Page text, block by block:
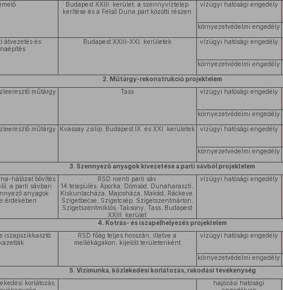
Budapest XXIII. kerület, a szennyvíztelep
kerítése és a Felső Duna part közötti részen
vízügyi hatósági engedély
környezetvédelmi engedély
átvezetés és
Budapest XXIII-XXI. kerületek vízügyi hatósági engedély
környezetvédelmi engedély
2. Műtárgy-rekonstrukció projektelem
műtárgy Tass vízügyi hatósági engedély
környezetvédelmi engedély
műtárgy Kvassay zsilip, Budapest IX. és XXI. kerületek vízügyi hatósági engedély
környezetvédelmi engedély
3. Szennyező anyagok kivezetése a parti sávból projektelem
hálózat bővítés
a parti sávban
anyagok
érdekében
RSD menti parti sáv
14 település: Áporka, Dömsöd, Dunaharaszti,
Kiskunlacháza, Majosháza, Makád, Ráckeve,
Szigetbecse, Szigetcsép, Szigetszentmárton,
Szigetszentmiklós, Taksony, Tass, Budapest
XXIII. kerület
vízügyi hatósági engedély
4. Kotrás- és iszapelhelyezés projektelem
iszapszikkasztó
RSD főág teljes hosszán, illetve a
mellékágakon, kijelölt területenként
vízügyi hatósági engedély
környezetvédelmi engedély
5. Vízimunka, közlekedési korlátozás, rakodási tevékenység
korlátozás,
hajózási hatósági